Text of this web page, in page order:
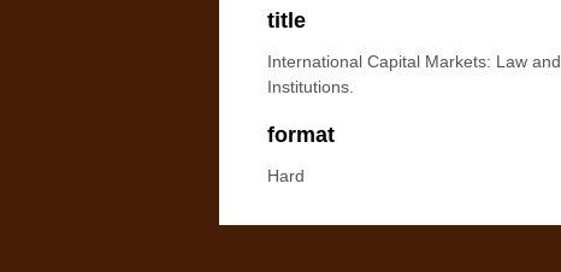
title
International Capital Markets: Law and
Institutions.
format
Hard